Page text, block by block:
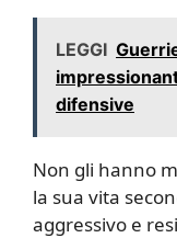
LEGGI
difensive
Non gli hanno
la sua vita
aggressivo e